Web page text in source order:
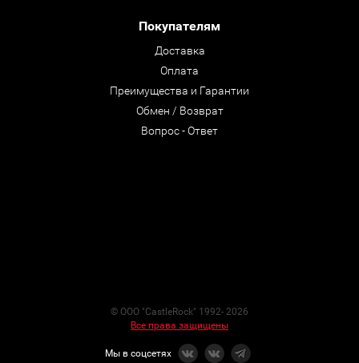
Покупателям
Доставка
Оплата
Преимущества и Гарантии
Обмен / Возврат
Вопрос - Ответ
© ООО "CastleRock" 1992- 2026
Все права защищены
Мы в соцсетях